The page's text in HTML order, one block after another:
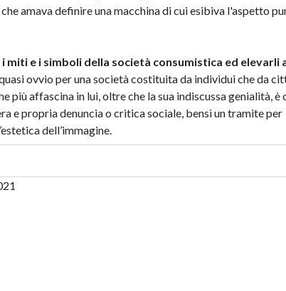
che amava definire una macchina di cui esibiva l'aspetto
e i simboli della società consumistica ed elevarli
ovvio per una società costituita da individui che da
più affascina in lui, oltre che la sua indiscussa genialità, è
e propria denuncia o critica sociale, bensì un tramite per
dell’immagine.